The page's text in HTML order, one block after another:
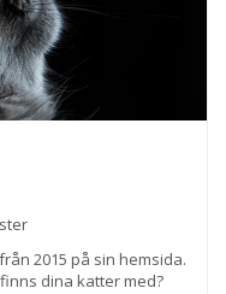
2015 på sin hemsida.
dina katter med?